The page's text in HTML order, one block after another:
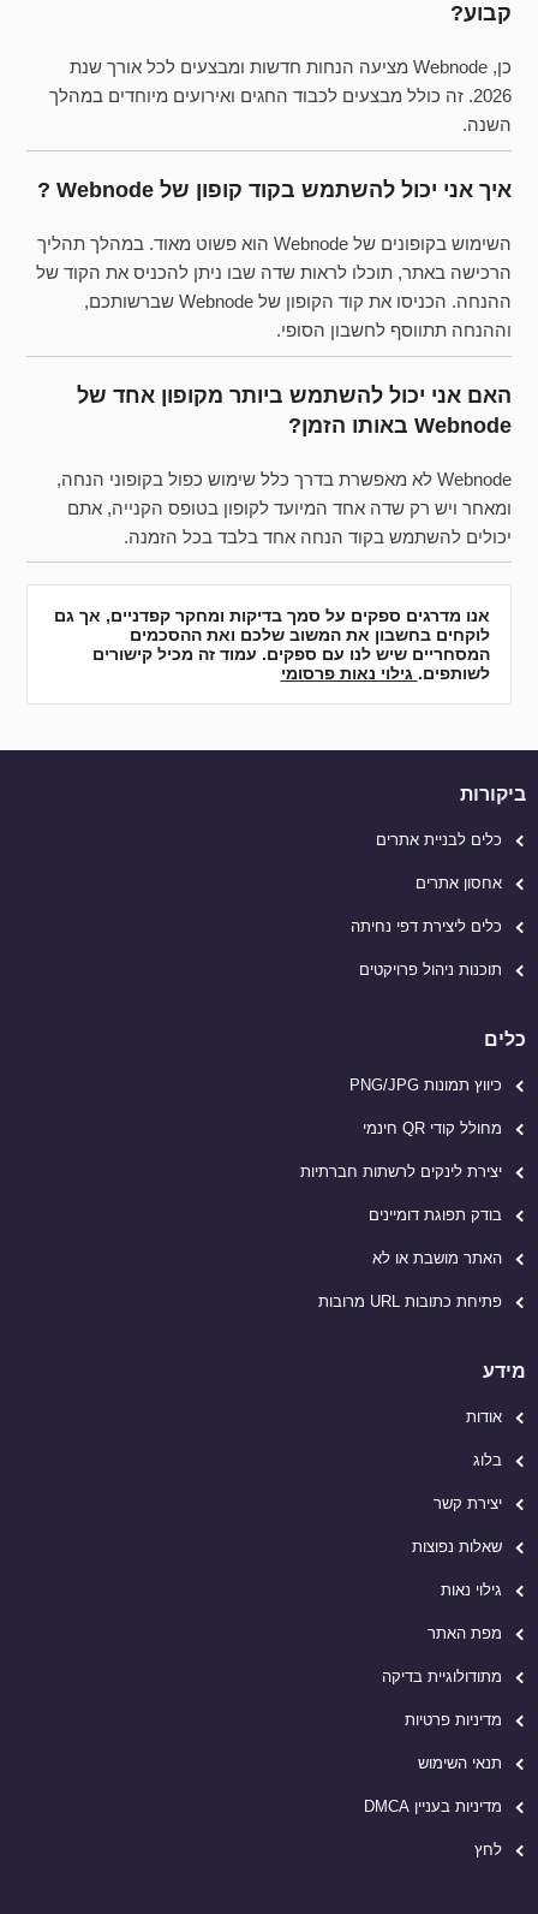
קבוע?
כן, Webnode מציעה הנחות חדשות ומבצעים לכל אורך שנת
2026. זה כולל מבצעים לכבוד החגים ואירועים מיוחדים במהלך
השנה.
איך אני יכול להשתמש בקוד קופון של Webnode ?
השימוש בקופונים של Webnode הוא פשוט מאוד. במהלך תהליך
הרכישה באתר, תוכלו לראות שדה שבו ניתן להכניס את הקוד של
ההנחה. הכניסו את קוד הקופון של Webnode שברשותכם,
וההנחה תתווסף לחשבון הסופי.
האם אני יכול להשתמש ביותר מקופון אחד של
Webnode באותו הזמן?
Webnode לא מאפשרת בדרך כלל שימוש כפול בקופוני הנחה,
ומאחר ויש רק שדה אחד המיועד לקופון בטופס הקנייה, אתם
יכולים להשתמש בקוד הנחה אחד בלבד בכל הזמנה.
אנו מדרגים ספקים על סמך בדיקות ומחקר קפדניים, אך גם
לוקחים בחשבון את המשוב שלכם ואת ההסכמים
המסחריים שיש לנו עם ספקים. עמוד זה מכיל קישורים
לשותפים. גילוי נאות פרסומי
ביקורות
כלים לבניית אתרים
אחסון אתרים
כלים ליצירת דפי נחיתה
תוכנות ניהול פרויקטים
כלים
כיווץ תמונות PNG/JPG
מחולל קודי QR חינמי
יצירת לינקים לרשתות חברתיות
בודק תפוגת דומיינים
האתר מושבת או לא
פתיחת כתובות URL מרובות
מידע
אודות
בלוג
יצירת קשר
שאלות נפוצות
גילוי נאות
מפת האתר
מתודולוגיית בדיקה
מדיניות פרטיות
תנאי השימוש
מדיניות בעניין DMCA
לחץ